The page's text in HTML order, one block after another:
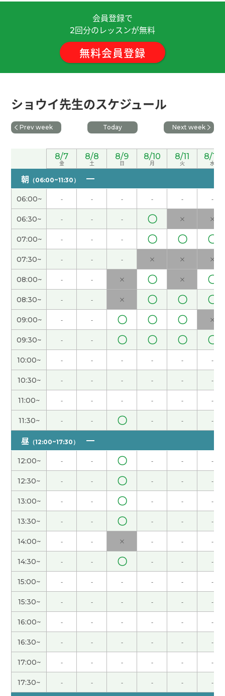
谢谢老师！我会努力学习的。( 30代 女性 )
因为暑假的时候学生很多，所以我的工作很忙。我
秋天打算回国。( 女性 )
面。( 女性 )
您参加志愿者活动真了不起，我很敬佩您！ ( 女性 )
今天我休息。我在家一边看YouTube一边学中文。
女性 )
好久不见、今天聊得很开心、谢谢老师。期待下次
见!( 男性 )
还好,没有以前那么忙了。 ( 女性 )
端午节休息，但是还没有什么安排。如果没有安排
的话，我打算在家好好休息。
( 女性 )
下次见!( 女性 )
是啊。年纪越来越大，我觉得时间过得越来越快。
女性 )
今天谢谢你：）
外面非常热，但是我的办公室有点儿冷，因为空调
开得很大。
愉快的交谈。 谢谢！ ( 40代 男性 )
我做的菜很简单，用不了三十分钟。哈哈( 女性 )
谢谢！！
今天我也上班，时间和平日一样。 ( 女性 )
いつも楽しく話していただきありがとうございま
す！( 40代 男性 )
我打算一直在家,因为我不喜欢去人太多的地方。(
女性 )
还是你要参加义务活动吗?( 女性 )
我也这么想。以前我节假日去旅游，太累了。
)
会員登録で
2回分のレッスンが無料
無料会員登録
ショウイ先生のスケジュール
Prev week Today Next week
8/7
金
8/8
土
8/9
日
8/10
月
8/11
火
8/12
水
朝 （06:00~11:30）
06:00~ - - - - - -
06:30~ - - - 〇 × ×
07:00~ - - - 〇 〇 〇
07:30~ - - - × × ×
08:00~ - - × 〇 × 〇
08:30~ - - × 〇 〇 〇
09:00~ - - 〇 〇 〇 ×
09:30~ - - 〇 〇 〇 〇
10:00~ - - - - - -
10:30~ - - - - - -
11:00~ - - - - - -
11:30~ - - 〇 - - -
昼 （12:00~17:30）
12:00~ - - 〇 - - -
12:30~ - - 〇 - - -
13:00~ - - 〇 - - -
13:30~ - - 〇 - - -
14:00~ - - × - - -
14:30~ - - 〇 - - -
15:00~ - - - - - -
15:30~ - - - - - -
16:00~ - - - - - -
16:30~ - - - - - -
17:00~ - - - - - -
17:30~ - - - - - -